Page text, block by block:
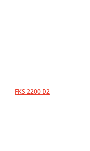
FKS 2200 D2